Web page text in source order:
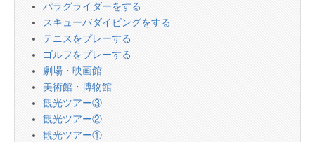
パラグライダーをする
スキューバダイビングをする
テニスをプレーする
ゴルフをプレーする
劇場・映画館
美術館・博物館
観光ツアー③
観光ツアー②
観光ツアー①